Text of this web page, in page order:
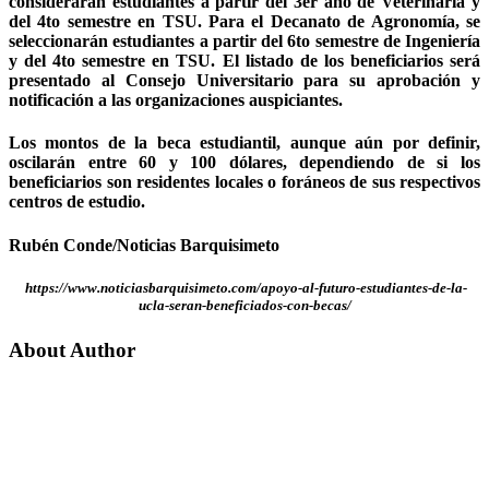
del 4to semestre en TSU. Para el Decanato de Agronomía, se
seleccionarán estudiantes a partir del 6to semestre de Ingeniería
y del 4to semestre en TSU. El listado de los beneficiarios será
presentado al Consejo Universitario para su aprobación y
notificación a las organizaciones auspiciantes.
Los montos de la beca estudiantil, aunque aún por definir,
oscilarán entre 60 y 100 dólares, dependiendo de si los
beneficiarios son residentes locales o foráneos de sus respectivos
centros de estudio.
Rubén Conde/Noticias Barquisimeto
https://www.noticiasbarquisimeto.com/apoyo-al-futuro-estudiantes-de-la-
ucla-seran-beneficiados-con-becas/
About Author